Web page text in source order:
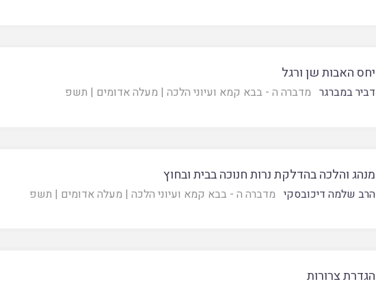
יחס האבות שן ורגל
דביר במברגר מדברה ה - בבא קמא ועיוני הלכה | מעלה אדומים | תשפ
מנהג והלכה בהדלקת נרות חנוכה בבית ובחוץ
הרב שלמה דיכובסקי מדברה ה - בבא קמא ועיוני הלכה | מעלה אדומים | תשפ
הגדרת צרורות